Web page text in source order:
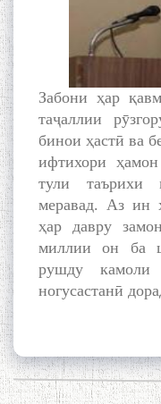
Забони ҳар
таҷаллии
бинои ҳастӣ ва
ифтихори
тули таърихи
меравад. Аз ин
ҳар давру
миллии он ба
рушду
ногусастанӣ